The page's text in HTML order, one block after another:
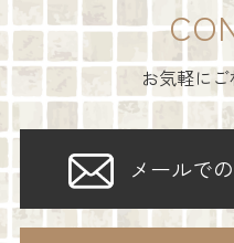
お気軽にご
メールで